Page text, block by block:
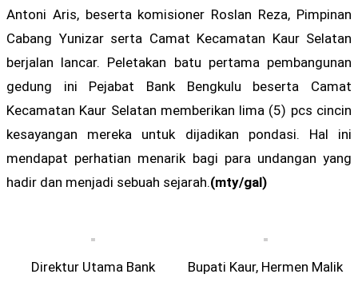
Antoni Aris, beserta komisioner Roslan Reza, Pimpinan
Cabang Yunizar serta Camat Kecamatan Kaur Selatan
berjalan lancar. Peletakan batu pertama pembangunan
gedung ini Pejabat Bank Bengkulu beserta Camat
Kecamatan Kaur Selatan memberikan lima (5) pcs cincin
kesayangan mereka untuk dijadikan pondasi. Hal ini
mendapat perhatian menarik bagi para undangan yang
hadir dan menjadi sebuah sejarah.(mty/gal)
Direktur Utama Bank
Bupati Kaur, Hermen Malik